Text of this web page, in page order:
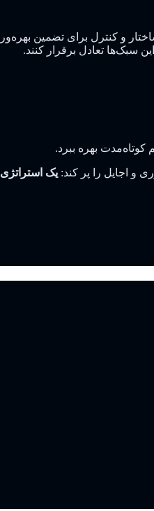
و کنترل برای تضمین
سبک‌ها تعادل برقرار کنند.
کوتاه‌مدت بهره ببرد.
و اجایل را پر کند: یک